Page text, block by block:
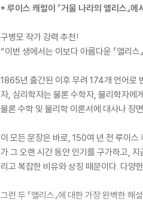
* 루이스 캐럴이 『거울 나라의 앨리스』에
구병모 작가 강력 추천!
“이번 생에서는 이보다 아름다운 『앨리
1865년 출간된 이후 무려 174개 언어로
자, 심리학자는 물론 수학자, 물리학자에
물론 수학 및 물리학 이론서에 대사나 장
이 모든 문장은 바로, 150여 년 전 루이스
가 그 오랜 시간 동안 인기를 구가하고,
리고 복잡한 비유와 상징 때문이다. 다양
그런 두 『앨리스』에 대한 가장 완벽한